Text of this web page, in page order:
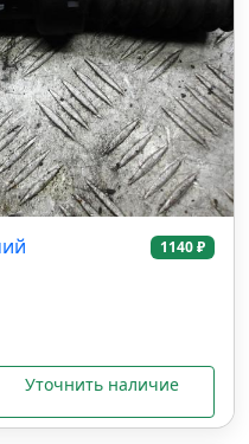
1140 ₽
Уточнить наличие